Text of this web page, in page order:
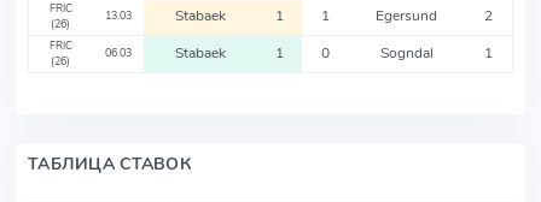
FRIC
(26)
13.03 Stabaek 1 1 Egersund 2
FRIC
(26)
06.03 Stabaek 1 0 Sogndal 1
ТАБЛИЦА СТАВОК